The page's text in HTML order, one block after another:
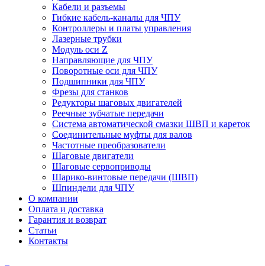
Кабели и разъемы
Гибкие кабель-каналы для ЧПУ
Контроллеры и платы управления
Лазерные трубки
Модуль оси Z
Направляющие для ЧПУ
Поворотные оси для ЧПУ
Подшипники для ЧПУ
Фрезы для станков
Редукторы шаговых двигателей
Реечные зубчатые передачи
Система автоматической смазки ШВП и кареток
Соединительные муфты для валов
Частотные преобразователи
Шаговые двигатели
Шаговые сервоприводы
Шарико-винтовые передачи (ШВП)
Шпиндели для ЧПУ
О компании
Оплата и доставка
Гарантия и возврат
Статьи
Контакты